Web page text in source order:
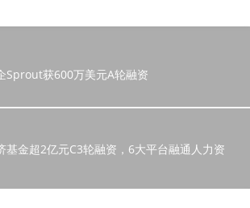
Sprout获600万美元A轮融资
基金超2亿元C3轮融资，6大平台融通人力资